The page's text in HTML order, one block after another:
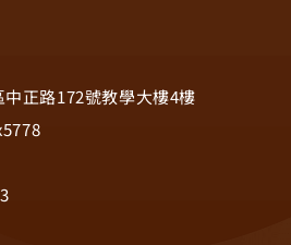
正路172號教學大樓4樓